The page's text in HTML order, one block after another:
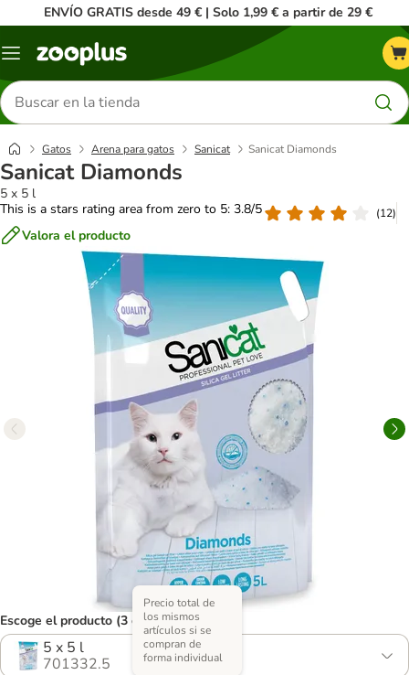
ENVÍO GRATIS desde 49 € | Solo 1,99 € a partir de 29 €
Menú
Buscar
productos
Gatos Arena para gatos Sanicat Sanicat Diamonds
Sanicat Diamonds
5 x 5 l
This is a stars rating area from zero to 5: 3.8/5
(12)
Valora el producto
Escoge el producto (3 opciones)
5 x 5 l
701332.5
Precio total de
los mismos
artículos si se
compran de
forma individual